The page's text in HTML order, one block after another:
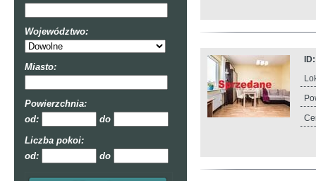
Województwo:
Miasto:
Powierzchnia:
od:
do
Liczba pokoi:
od:
do